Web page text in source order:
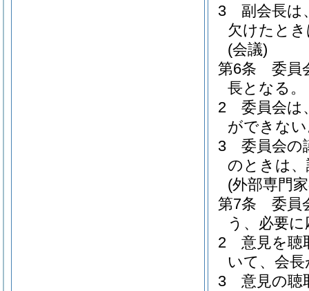
3
副会長は
欠けたと
(会議)
第6条
委員
長となる。
2
委員会は
ができな
3
委員会の
のときは
(外部専門
第7条
委員
う、必要
2
意見を聴
いて、会
3
意見の聴